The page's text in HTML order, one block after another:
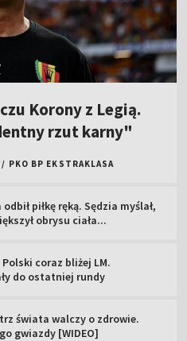
Korony z Legią.
rzut karny"
/ PKO BP EKSTRAKLASA
piłkę ręką. Sędzia myślał,
obrysu ciała...
coraz bliżej LM.
do ostatniej rundy
świata walczy o zdrowie.
gwiazdy [WIDEO]